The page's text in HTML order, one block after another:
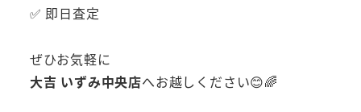
✅ 即日査定
ぜひお気軽に
大吉 いずみ中央店へお越しください😊🌈